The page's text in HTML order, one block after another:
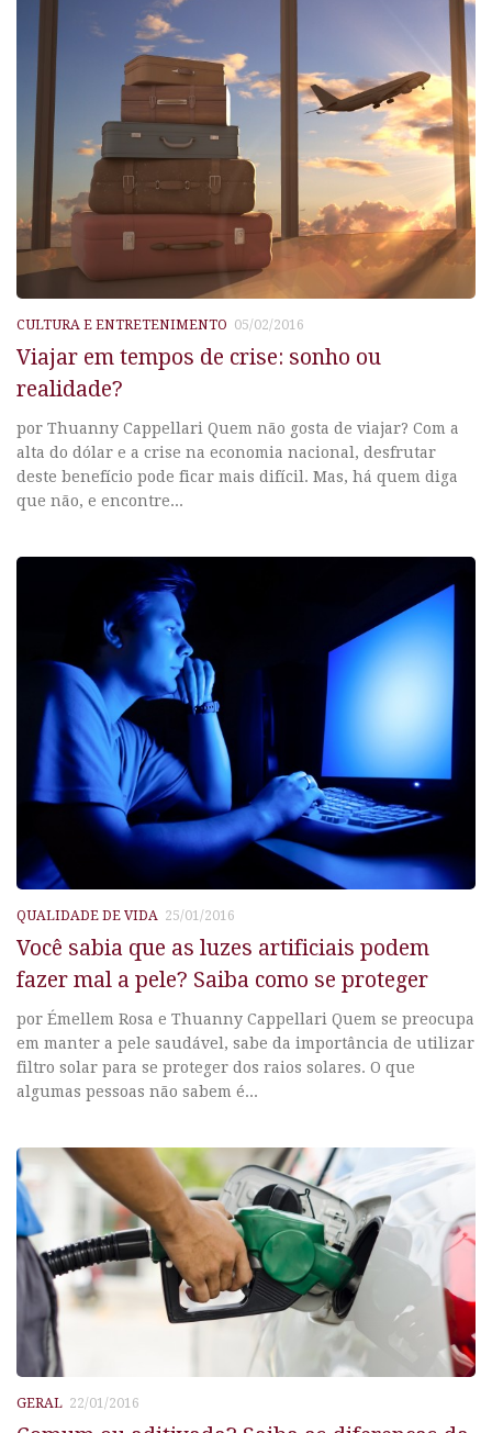
CULTURA E ENTRETENIMENTO 05/02/2016
Viajar em tempos de crise: sonho ou
realidade?
por Thuanny Cappellari Quem não gosta de viajar? Com a
alta do dólar e a crise na economia nacional, desfrutar
deste benefício pode ficar mais difícil. Mas, há quem diga
que não, e encontre...
QUALIDADE DE VIDA 25/01/2016
Você sabia que as luzes artificiais podem
fazer mal a pele? Saiba como se proteger
por Émellem Rosa e Thuanny Cappellari Quem se preocupa
em manter a pele saudável, sabe da importância de utilizar
filtro solar para se proteger dos raios solares. O que
algumas pessoas não sabem é...
GERAL 22/01/2016